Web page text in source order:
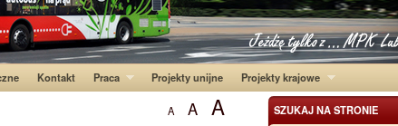
Kontakt Praca Projekty unijne Projekty krajowe
SZUKAJ NA STRONIE
A A A